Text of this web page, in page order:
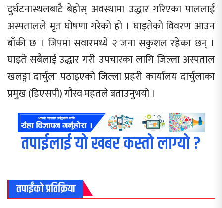
दुर्घटनास्थलबाटै बेहोस् अवस्थामा उद्धार गरिएका पाललाई
अस्पतालले मृत घोषणा गरेको हो । घाइतेको विवरण आउन
बाँकी छ । जिपमा सवारमध्ये २ जना सकुशल रहेका छन् ।
घाइते सबैलाई उद्धार गरी उपचारका लागि जिल्ला अस्पताल
खलङ्गा दार्चुला पठाइएको जिल्ला प्रहरी कार्यालय दार्चुलाका
प्रमुख (डिएसपी) गौरव महतले बताउनुभयो ।
तपाईलाई यो खबर कस्तो लाग्यो ?
तपाईंको प्रतिक्रिया